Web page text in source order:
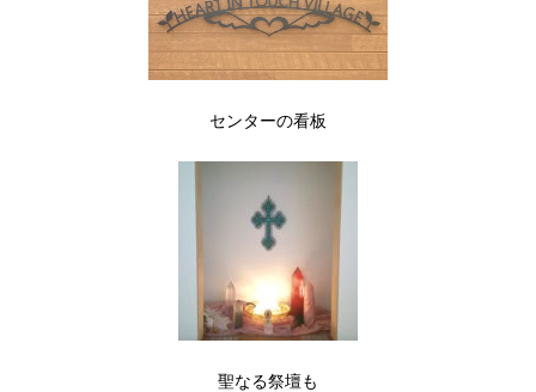
センターの看板
聖なる祭壇も